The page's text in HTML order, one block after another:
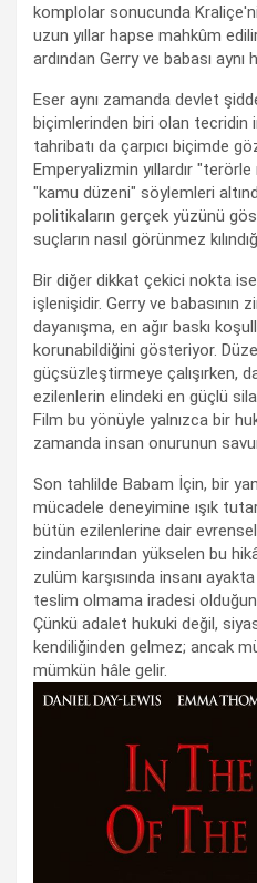
komplolar sonucunda
uzun yıllar hapse mahkûm
ardından Gerry ve babası
Eser aynı zamanda devlet
biçimlerinden biri olan tecridin
tahribatı da çarpıcı biçimde
Emperyalizmin yıllardır
"kamu düzeni" söylemleri
politikaların gerçek yüzünü
suçların nasıl görünmez
Bir diğer dikkat çekici nokta
işlenişidir. Gerry ve babasının
dayanışma, en ağır baskı
korunabildiğini gösteriyor.
güçsüzleştirmeye çalışırken,
ezilenlerin elindeki en güçlü
Film bu yönüyle yalnızca bir
zamanda insan onurunun
Son tahlilde Babam İçin, bir
mücadele deneyimine ışık
bütün ezilenlerine dair
zindanlarından yükselen bu
zulüm karşısında insanı
teslim olmama iradesi
Çünkü adalet hukuki değil,
kendiliğinden gelmez; ancak
mümkün hâle gelir.